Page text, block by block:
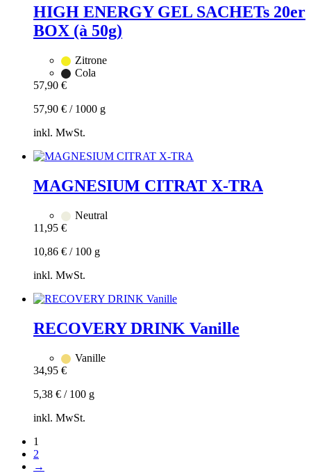
hinzufügen
HIGH ENERGY GEL SACHETs 20er
BOX (à 50g)
Zitrone
Cola
57,90 €
57,90 € / 1000 g
inkl. MwSt.
Zum
hinzufügen
Dieses
weist
mehrere
auf.
Optionen
können
auf
Produktseite
werden
MAGNESIUM CITRAT X-TRA
Neutral
11,95 €
10,86 € / 100 g
inkl. MwSt.
Zum
hinzufügen
RECOVERY DRINK Vanille
Vanille
34,95 €
5,38 € / 100 g
inkl. MwSt.
Zum
Warenkorb
hinzufügen
1
2
→